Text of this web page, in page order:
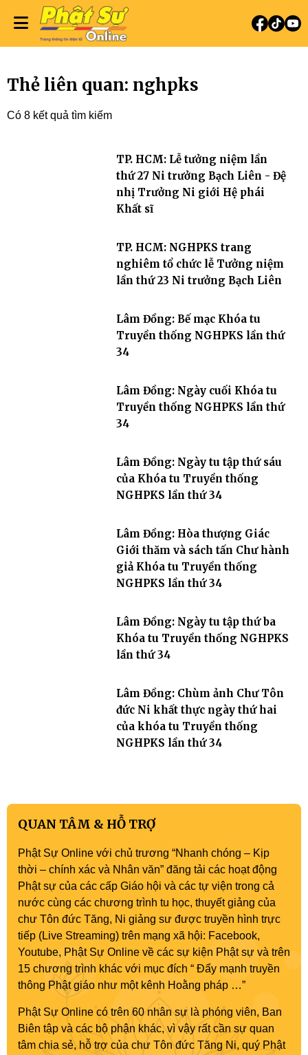
Thẻ liên quan: nghpks
Có 8 kết quả tìm kiếm
TP. HCM: Lễ tưởng niệm lần
thứ 27 Ni trưởng Bạch Liên - Đệ
nhị Trưởng Ni giới Hệ phái
Khất sĩ
TP. HCM: NGHPKS trang
nghiêm tổ chức lễ Tưởng niệm
lần thứ 23 Ni trưởng Bạch Liên
Lâm Đồng: Bế mạc Khóa tu
Truyền thống NGHPKS lần thứ
34
Lâm Đồng: Ngày cuối Khóa tu
Truyền thống NGHPKS lần thứ
34
Lâm Đồng: Ngày tu tập thứ sáu
của Khóa tu Truyền thống
NGHPKS lần thứ 34
Lâm Đồng: Hòa thượng Giác
Giới thăm và sách tấn Chư hành
giả Khóa tu Truyền thống
NGHPKS lần thứ 34
Lâm Đồng: Ngày tu tập thứ ba
Khóa tu Truyền thống NGHPKS
lần thứ 34
Lâm Đồng: Chùm ảnh Chư Tôn
đức Ni khất thực ngày thứ hai
của khóa tu Truyền thống
NGHPKS lần thứ 34
QUAN TÂM & HỖ TRỢ
Phật Sự Online với chủ trương “Nhanh chóng – Kịp
thời – chính xác và Nhân văn” đăng tải các hoạt động
Phật sự của các cấp Giáo hội và các tự viện trong cả
nước cùng các chương trình tu học, thuyết giảng của
chư Tôn đức Tăng, Ni giảng sư được truyền hình trực
tiếp (Live Streaming) trên mạng xã hội: Facebook,
Youtube, Phật Sự Online về các sự kiện Phật sự và trên
15 chương trình khác với mục đích “ Đẩy mạnh truyền
thông Phật giáo như một kênh Hoằng pháp …”
Phật Sự Online có trên 60 nhân sự là phóng viên, Ban
Biên tập và các bộ phận khác, vì vậy rất cần sự quan
tâm chia sẻ, hỗ trợ của chư Tôn đức Tăng Ni, quý Phật